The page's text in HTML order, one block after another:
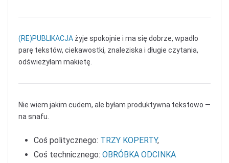
(RE)PUBLIKACJA żyje spokojnie i ma się dobrze, wpadło
parę tekstów, ciekawostki, znaleziska i długie czytania,
odświeżyłam makietę.
Nie wiem jakim cudem, ale byłam produktywna tekstowo —
na snafu.
Coś politycznego: TRZY KOPERTY,
Coś technicznego: OBRÓBKA ODCINKA